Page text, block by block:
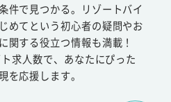
件で見つかる。リゾートバイ
めてという初心者の疑問やお
関する役立つ情報も満載！
求人数で、あなたにぴった
を応援します。